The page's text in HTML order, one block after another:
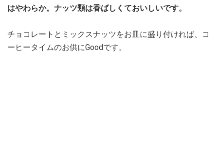
はやわらか。ナッツ類は香ばしくておいしいです。
チョコレートとミックスナッツをお皿に盛り付ければ、コ
ーヒータイムのお供にGoodです。